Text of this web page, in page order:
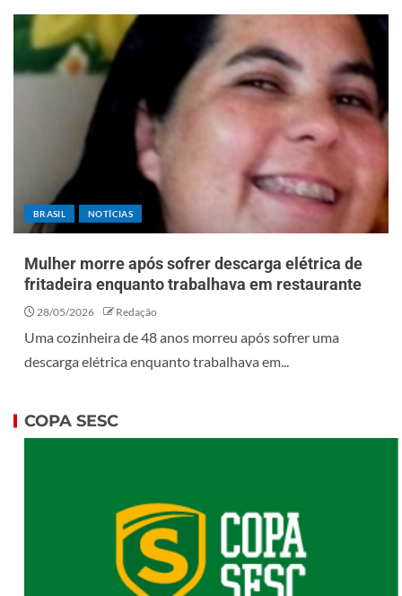
BRASIL NOTÍCIAS
Mulher morre após sofrer descarga elétrica de
fritadeira enquanto trabalhava em restaurante
28/05/2026 Redação
Uma cozinheira de 48 anos morreu após sofrer uma
descarga elétrica enquanto trabalhava em...
COPA SESC